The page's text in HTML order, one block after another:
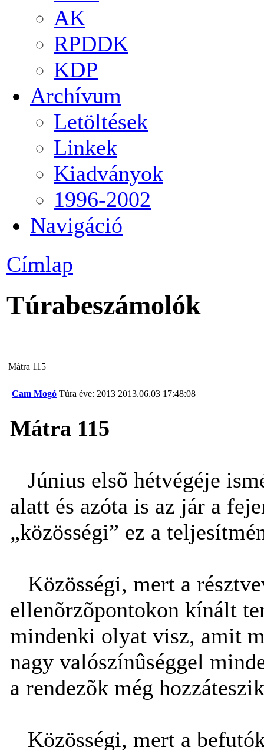
AK
RPDDK
KDP
Archívum
Letöltések
Linkek
Kiadványok
1996-2002
Navigáció
Címlap
Túrabeszámolók
Mátra 115
Cam Mogó Túra éve: 2013 2013.06.03 17:48:08
Mátra 115
Június elsõ hétvégéje
alatt és azóta is az jár a
„közösségi” ez a
Közösségi, mert a
ellenõrzõpontokon kínált
mindenki olyat visz, amit
nagy valószínûséggel
a rendezõk még
Közösségi, mert a